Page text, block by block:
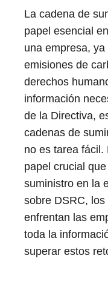
La cadena de
papel esencial
una empresa,
emisiones de
derechos
información
de la Directiva,
cadenas de
no es tarea fácil.
papel crucial
suministro en la
sobre DSRC,
enfrentan las
toda la
superar estos